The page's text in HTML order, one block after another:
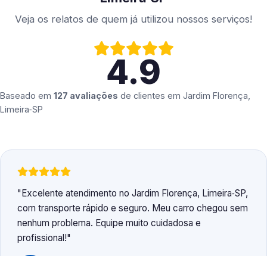
Veja os relatos de quem já utilizou nossos serviços!
4.9
Baseado em 127 avaliações de clientes em Jardim Florença,
Limeira‑SP
Excelente atendimento no Jardim Florença, Limeira‑SP,
com transporte rápido e seguro. Meu carro chegou sem
nenhum problema. Equipe muito cuidadosa e
profissional!